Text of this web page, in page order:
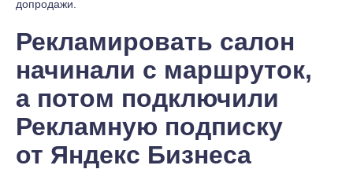
допродажи.
Рекламировать салон
начинали с маршруток,
а потом подключили
Рекламную подписку
от Яндекс Бизнеса